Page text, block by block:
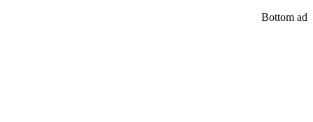
Bottom ad